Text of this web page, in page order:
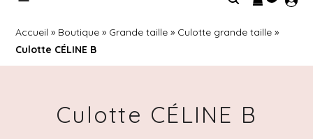
Accueil » Boutique » Grande taille » Culotte grande taille »
Culotte CÉLINE B
Culotte CÉLINE B